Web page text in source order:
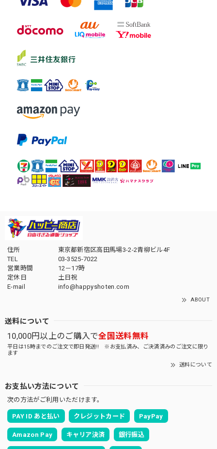
住所
東京都新宿区高田馬場3-2-2青柳ビル4F
TEL
03-3525-7022
営業時間
12－17時
定休日
土日祝
E-mail
info@happyshoten.com
ABOUT
送料について
10,000円以上のご購入で全国送料無料
平日は15時までのご注文で即日発送!! ※お支払済み、ご決済済みのご注文に限り
ます
送料について
お支払い方法について
次の方法がご利用いただけます。
PAY ID あと払い クレジットカード PayPay
Amazon Pay キャリア決済 銀行振込